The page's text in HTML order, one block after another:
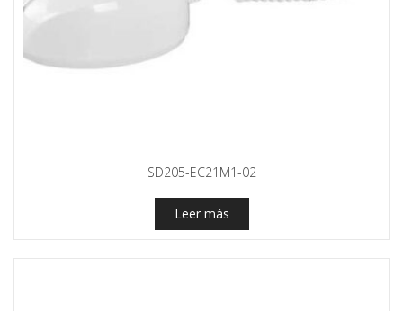
SD205-EC21M1-02
Leer más